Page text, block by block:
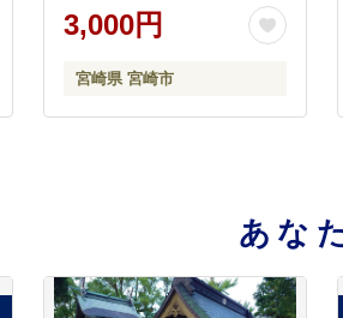
ガーリック ニンニク アウ
トドア キャンプ BBQ バー
3,000円
宮崎県 宮崎市
あな